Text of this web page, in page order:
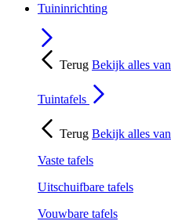
Tuininrichting
Terug Bekijk alles van
Tuintafels
Terug Bekijk alles van
Vaste tafels
Uitschuifbare tafels
Vouwbare tafels